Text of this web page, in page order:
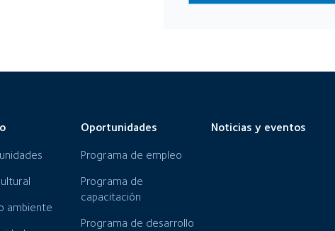
ambiente
Oportunidades
Programa de empleo
Programa de
capacitación
Programa de desarrollo
Noticias y eventos